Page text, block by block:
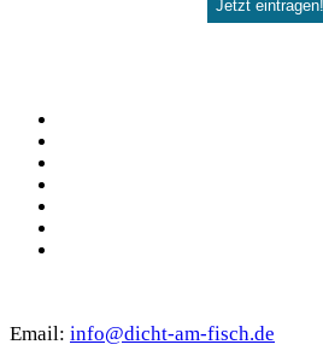
Email: info@dicht-am-fisch.de